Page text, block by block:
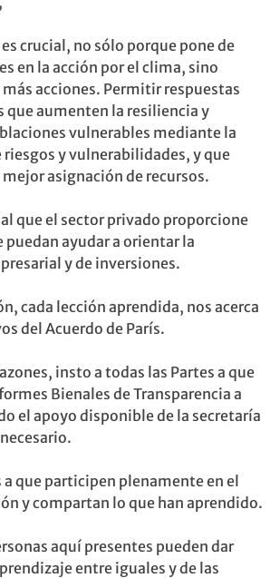
crucial, no sólo porque pone de
en la acción por el clima, sino
acciones. Permitir respuestas
que aumenten la resiliencia y
vulnerables mediante la
y vulnerabilidades, y que
asignación de recursos.
que el sector privado proporcione
ayudar a orientar la
y de inversiones.
cada lección aprendida, nos acerca
del Acuerdo de París.
insto a todas las Partes a que
Bienales de Transparencia a
el apoyo disponible de la secretaría
a que participen plenamente en el
y compartan lo que han aprendido.
aquí presentes pueden dar
entre iguales y de las